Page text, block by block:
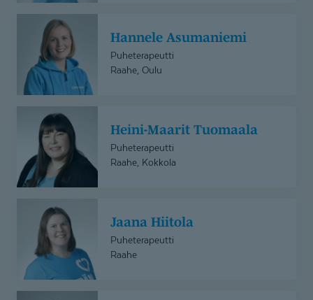
Hannele
Asumaniemi
Hannele Asumaniemi
Puheterapeutti
Raahe, Oulu
Maarit
Tuomaala
Heini-Maarit Tuomaala
Puheterapeutti
Raahe, Kokkola
Hiitola
Jaana Hiitola
Puheterapeutti
Raahe